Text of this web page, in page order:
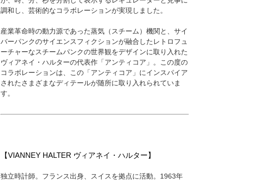
調和し、芸術的なコラボレーションが実現しました。
産業革命時の動力源であった蒸気（スチーム）機関と、サイ
バーパンクのサイエンスフィクションが融合したレトロフュ
ーチャーなスチームパンクの世界観をデザインに取り入れた
ヴィアネイ・ハルターの代表作「アンティコア」。この度の
コラボレーションは、この「アンティコア」にインスパイア
されたさまざまなディテールが随所に取り入れられていま
す。
【VIANNEY HALTER ヴィアネイ・ハルター】
独立時計師。フランス出身、スイスを拠点に活動。1963年